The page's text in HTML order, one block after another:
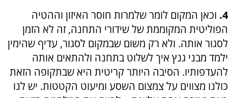
4. וכאן המקום לומר שלמרות חוסר האיזון וההטיה
הפוליטית המקוממת של שידורי התחנה, זה לא הזמן
לסגור אותה. ולא רק משום שבמקום לסגור, עדיף שהימין
ילמד מבני גנץ איך לשלוט בתחנה ולהתאים אותה
להעדפותיו. הסיבה היותר קריטית היא שבתקופה הזאת
כולנו מצווים על צמצום השסע ומיעוט הקטטות. יש לנו